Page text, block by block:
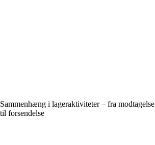
Sammenhæng i lageraktiviteter – fra modtagelse
til forsendelse